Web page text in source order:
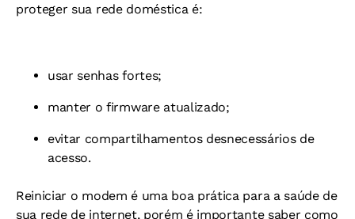
proteger sua rede doméstica é:
usar senhas fortes;
manter o firmware atualizado;
evitar compartilhamentos desnecessários de
acesso.
Reiniciar o modem é uma boa prática para a saúde de
sua rede de internet, porém é importante saber como